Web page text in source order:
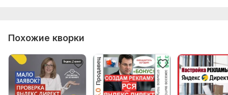
Похожие кворки